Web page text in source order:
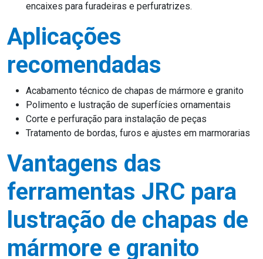
encaixes para furadeiras e perfuratrizes.
Aplicações
recomendadas
Acabamento técnico de chapas de mármore e granito
Polimento e lustração de superfícies ornamentais
Corte e perfuração para instalação de peças
Tratamento de bordas, furos e ajustes em marmorarias
Vantagens das
ferramentas JRC para
lustração de chapas de
mármore e granito